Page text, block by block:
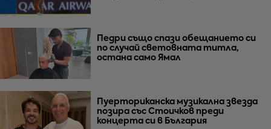
Педри също спази обещанието си
по случай световната титла,
остана само Ямал
Пуерториканска музикална звезда
позира със Стоичков преди
концерта си в България